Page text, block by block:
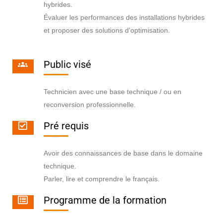
hybrides.
Évaluer les performances des installations hybrides
et proposer des solutions d’optimisation.
Public visé
Technicien avec une base technique / ou en
reconversion professionnelle.
Pré requis
Avoir des connaissances de base dans le domaine
technique.
Parler, lire et comprendre le français.
Programme de la formation